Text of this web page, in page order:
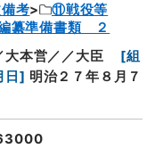
考
⑪戦役等
纂準備書類 ２
大本営／／大臣 [組
日] 明治２７年８月７